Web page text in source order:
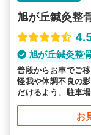
旭が丘鍼灸整
旭が丘鍼灸整
普段からお車でご
怪我や体調不良の
だけるよう、駐車
お